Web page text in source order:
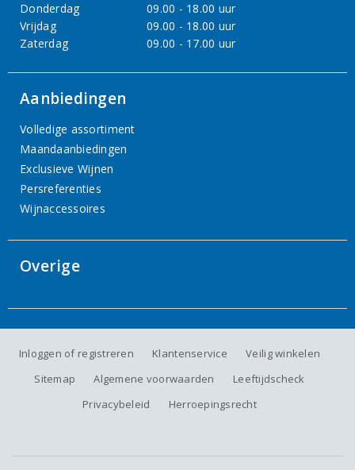
Donderdag
09.00 - 18.00 uur
Vrijdag
09.00 - 18.00 uur
Zaterdag
09.00 - 17.00 uur
Aanbiedingen
Volledige assortiment
Maandaanbiedingen
Exclusieve Wijnen
Persreferenties
Wijnaccessoires
Overige
Inloggen of registreren Klantenservice
Veilig winkelen
Sitemap
Algemene voorwaarden
Leeftijdscheck
Privacybeleid
Herroepingsrecht